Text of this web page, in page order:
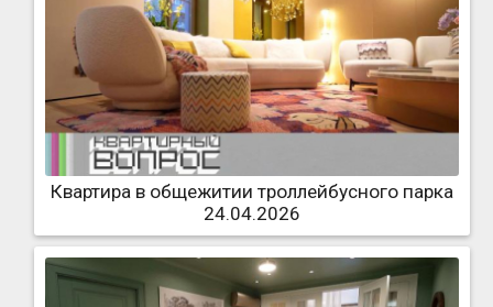
Квартира в общежитии троллейбусного парка
24.04.2026